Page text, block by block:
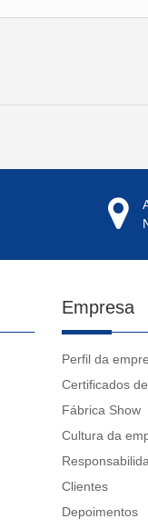
Empresa
Perfil da
Certificados
Fábrica Show
Cultura da
Clientes
Depoimentos